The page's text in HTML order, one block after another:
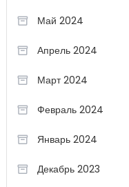
Май 2024
Апрель 2024
Март 2024
Февраль 2024
Январь 2024
Декабрь 2023